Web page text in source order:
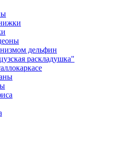
дельфин
раскладушка"